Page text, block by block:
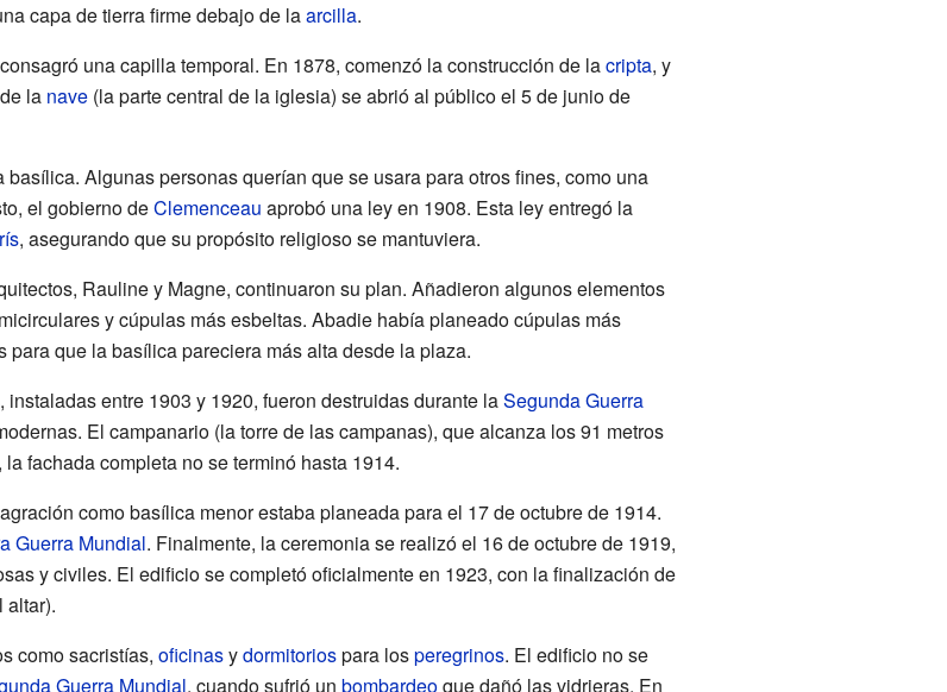
capa de tierra firme debajo de laarcilla.
una capilla temporal. En 1878, comenzó la construcción de lacripta, y
la nave(la parte central de la iglesia) se abrió al público el 5 de junio de
Algunas personas querían que se usara para otros fines, como una
el gobierno deClemenceau aprobó una ley en 1908. Esta ley entregó la
, asegurando que su propósito religioso se mantuviera.
Rauline y Magne, continuaron su plan. Añadieron algunos elementos
y cúpulas más esbeltas. Abadie había planeado cúpulas más
que la basílica pareciera más alta desde la plaza.
entre 1903 y 1920, fueron destruidas durante laSegunda Guerra
El campanario (la torre de las campanas), que alcanza los 91 metros
fachada completa no se terminó hasta 1914.
como basílica menor estaba planeada para el 17 de octubre de 1914.
Guerra Mundial. Finalmente, la ceremonia se realizó el 16 de octubre de 1919,
y civiles. El edificio se completó oficialmente en 1923, con la finalización de
altar).
como sacristías, oficinasydormitoriospara losperegrinos. El edificio no se
Guerra Mundial, cuando sufrió un bombardeoque dañó las vidrieras. En